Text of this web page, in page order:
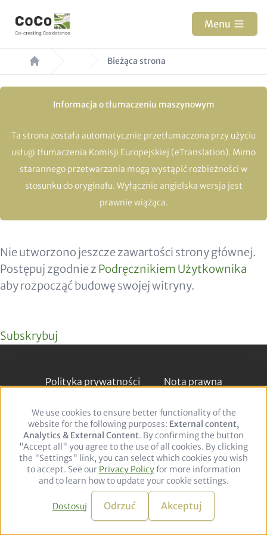
Menu
Ścieżka
nawigacyjna
Bieżąca strona
Informacja o tłumaczeniu maszynowym
Ta strona została automatycznie przetłumaczona przy użyciu
usługi tłumaczenia Komisji Europejskiej (eTranslation). Mimo
starannego przetwarzania mogą wystąpić rozbieżności w
stosunku do oryginału. Wyłącznie angielska wersja jest
prawnie wiążąca.
Nie utworzono jeszcze zawartości strony głównej.
Postępuj zgodnie z Podręcznikiem Użytkownika
aby rozpocząć budowę swojej witryny.
Subskrybuj
Polityka prywatności Nota prawna
Follow
on:
LinkedIn
© 2026 adelphi. All rights reserved.
Use
of
personal
data
and
cookies
We use cookies to ensure better functionality of the
website for the following purposes: External content,
Analytics & External Content. By confirming the button
"Accept all" you agree to the use of all cookies. By clicking
the "Settings" link, you can select which cookies you wish
to accept. See our Privacy Policyfor more information
and to learn how to update your cookie settings.
Dostosuj Odrzuć Akceptuj